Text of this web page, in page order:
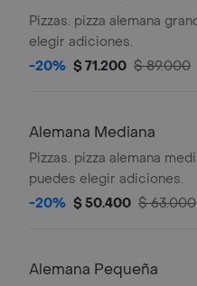
Pizzas. pizza alemana
elegir adiciones.
-20% $ 71.200 $ 89.000
Alemana Mediana
Pizzas. pizza alemana
puedes elegir adiciones.
-20% $ 50.400 $ 63.000
Alemana Pequeña